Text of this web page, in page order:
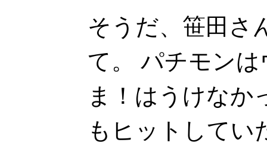
そうだ、笹田さ
て。 パチモン
ま！はうけなか
もヒットしてい